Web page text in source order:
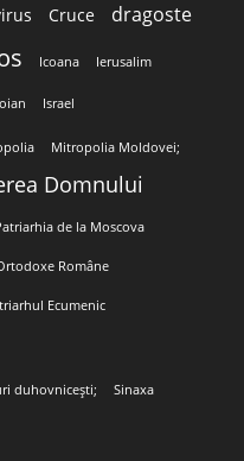
Cruce dragoste
Icoana Ierusalim
Israel
Mitropolia Moldovei;
Domnului
de la Moscova
Române
Ecumenic
duhovnicești; Sinaxa